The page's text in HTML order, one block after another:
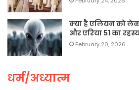
क्या है एलियन को
और एरिया 51 का
February 20, 2026
धर्म/अध्यात्म